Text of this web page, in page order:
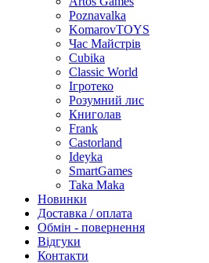
Poznavalka
KomarovTOYS
Час Майстрів
Cubika
Classic World
Ігротеко
Розумний лис
Книголав
Frank
Castorland
Ideyka
SmartGames
Taka Maka
Новинки
Доставка / оплата
Обмін - повернення
Відгуки
Контакти